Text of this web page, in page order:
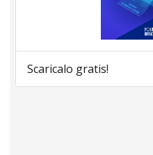
Scaricalo gratis!